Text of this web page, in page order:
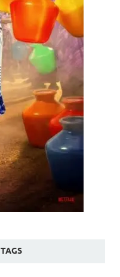
TAGS